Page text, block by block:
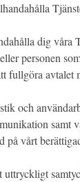
dig våra
personen
fullgöra avtalet
och
samt
vårt